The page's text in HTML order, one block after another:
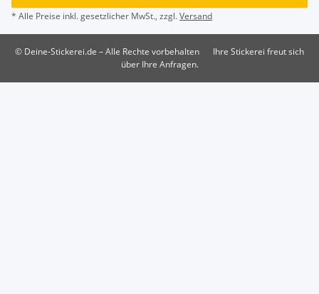
* Alle Preise inkl. gesetzlicher MwSt., zzgl.Versand
© Deine-Stickerei.de – Alle Rechte vorbehalten
Ihre Stickerei freut sich
über Ihre Anfragen.